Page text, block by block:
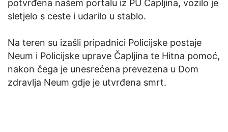
potvrđena našem portalu iz PU Čapljina, vozilo je
sletjelo s ceste i udarilo u stablo.
Na teren su izašli pripadnici Policijske postaje
Neum i Policijske uprave Čapljina te Hitna pomoć,
nakon čega je unesrećena prevezena u Dom
zdravlja Neum gdje je utvrđena smrt.